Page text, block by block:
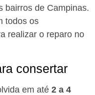
bairros de Campinas.
todos os
realizar o reparo no
consertar
em até 2 a 4